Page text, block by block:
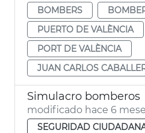
BOMBERS
PUERTO DE VALÈNCIA
PORT DE VALÈNCIA
JUAN CARLOS
Simulacro bomberos
modificado hace 6
SEGURIDAD